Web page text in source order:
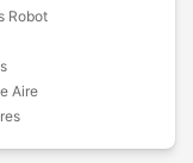
Robot
Aire